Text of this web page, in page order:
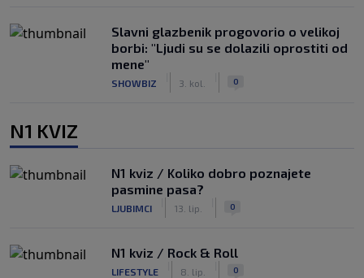
Slavni glazbenik progovorio o velikoj
borbi: "Ljudi su se dolazili oprostiti od
mene"
SHOWBIZ 3. kol. 0
N1 KVIZ
N1 kviz / Koliko dobro poznajete
pasmine pasa?
LJUBIMCI 13. lip. 0
N1 kviz / Rock & Roll
LIFESTYLE 8. lip. 0